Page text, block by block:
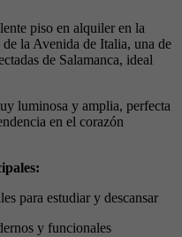
piso en alquiler en la
la Avenida de Italia, una de
de Salamanca, ideal
luminosa y amplia, perfecta
en el corazón
para estudiar y descansar
y funcionales